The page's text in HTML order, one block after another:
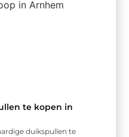
te kopen in
duikspullen te